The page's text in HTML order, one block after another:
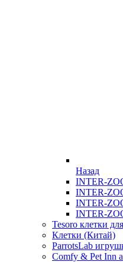
Назад
INTER-
INTER-
INTER-
INTER-
Tesoro клетки
Клетки (Китай)
ParrotsLab
Comfy & Pet Inn